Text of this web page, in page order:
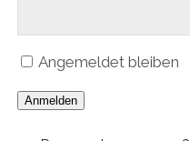
Angemeldet bleiben
Anmelden